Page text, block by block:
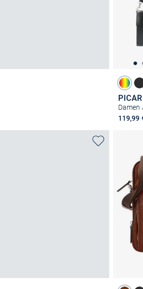
Damen
119,99